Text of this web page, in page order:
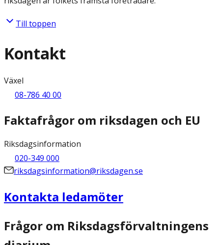
Till toppen
Kontakt
Växel
08-786 40 00
Faktafrågor om riksdagen och EU
Riksdagsinformation
020-349 000
riksdagsinformation@riksdagen.se
Kontakta ledamöter
Frågor om Riksdagsförvaltningens